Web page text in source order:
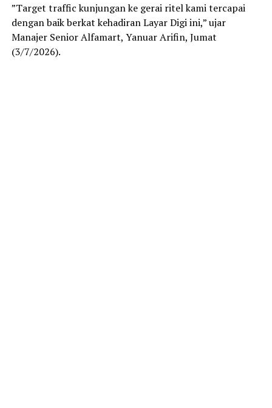
”Target traffic kunjungan ke gerai ritel kami tercapai
dengan baik berkat kehadiran Layar Digi ini,” ujar
Manajer Senior Alfamart, Yanuar Arifin, Jumat
(3/7/2026).